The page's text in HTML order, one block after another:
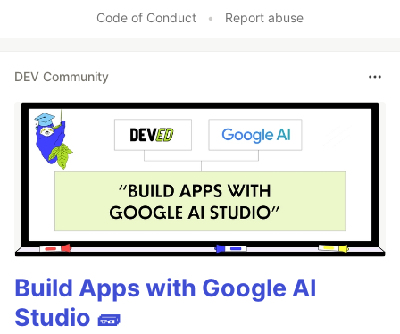
Code of Conduct • Report abuse
DEV Community
Build Apps with Google AI
Studio 🧱